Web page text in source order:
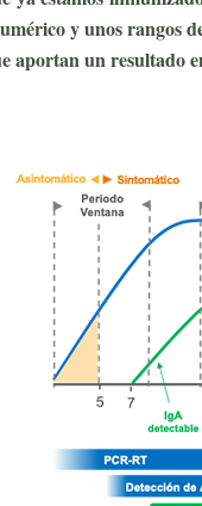
y unos rangos
aportan un resultado